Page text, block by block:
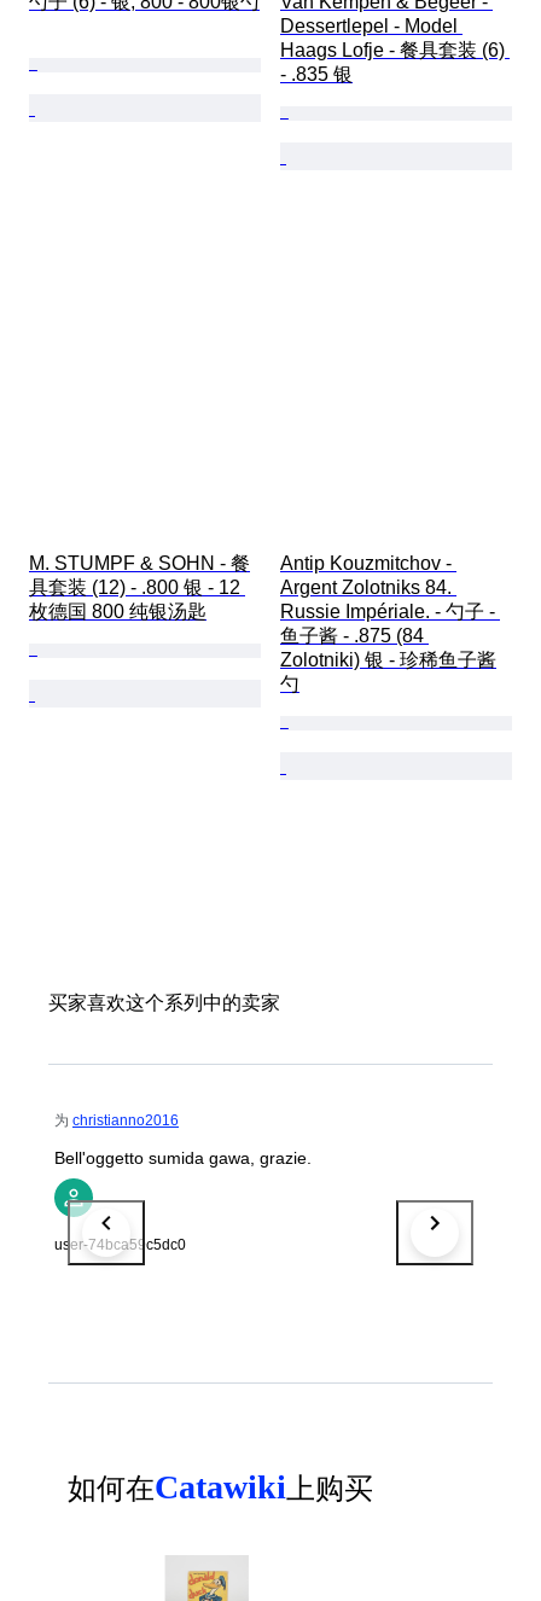
Dessertlepel - Model
Haags Lofje - 餐具套装 (6)
- .835 银
M. STUMPF & SOHN - 餐
具套装 (12) - .800 银 - 12
枚德国 800 纯银汤匙
Antip Kouzmitchov -
Argent Zolotniks 84.
Russie Impériale. - 勺子 -
鱼子酱 - .875 (84
Zolotniki) 银 - 珍稀鱼子酱
勺
买家喜欢这个系列中的卖家
为 christianno2016
Bell'oggetto sumida gawa, grazie.
user-74bca59c5dc0
如何在Catawiki 上购买